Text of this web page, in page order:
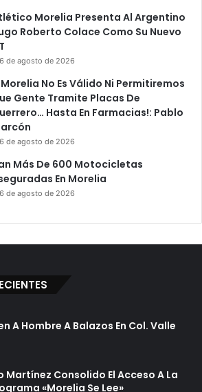
Morelia Presenta Al Argentino
Roberto Colace Como Su Nuevo
6 de agosto de 2026
No Es Válido Ni Permitiremos
Gente Tramite Placas De
Hasta En Farmacias!: Pablo
6 de agosto de 2026
Más De 600 Motocicletas
En Morelia
6 de agosto de 2026
A Hombre A Balazos En Col. Valle
Consolido El Acceso A La
«Morelia Se Lee»